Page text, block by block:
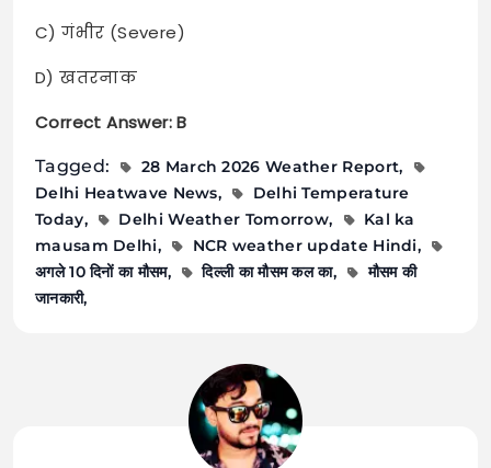
C) गंभीर (Severe)
D) खतरनाक
Correct Answer: B
Tagged:
28 March 2026 Weather Report
Delhi Heatwave News
Delhi Temperature
Today
Delhi Weather Tomorrow
Kal ka
mausam Delhi
NCR weather update Hindi
अगले 10 दिनों का मौसम
दिल्ली का मौसम कल का
मौसम की
जानकारी